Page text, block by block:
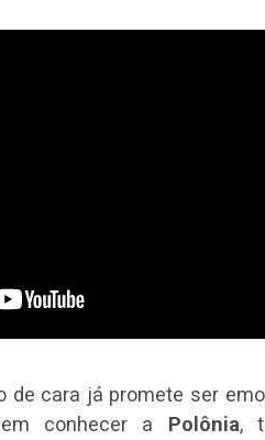
de cara já promete ser
conhecer a Polônia,